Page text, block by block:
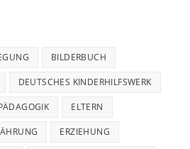
BILDERBUCH
DEUTSCHES KINDERHILFSWERK
ELTERN
ERZIEHUNG